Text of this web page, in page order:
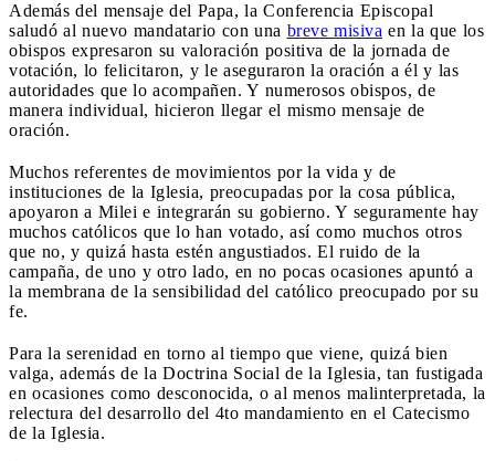
Además del mensaje del Papa, la Conferencia Episcopal
saludó al nuevo mandatario con una breve misiva en la que los
obispos expresaron su valoración positiva de la jornada de
votación, lo felicitaron, y le aseguraron la oración a él y las
autoridades que lo acompañen. Y numerosos obispos, de
manera individual, hicieron llegar el mismo mensaje de
oración.
Muchos referentes de movimientos por la vida y de
instituciones de la Iglesia, preocupadas por la cosa pública,
apoyaron a Milei e integrarán su gobierno. Y seguramente hay
muchos católicos que lo han votado, así como muchos otros
que no, y quizá hasta estén angustiados. El ruido de la
campaña, de uno y otro lado, en no pocas ocasiones apuntó a
la membrana de la sensibilidad del católico preocupado por su
fe.
Para la serenidad en torno al tiempo que viene, quizá bien
valga, además de la Doctrina Social de la Iglesia, tan fustigada
en ocasiones como desconocida, o al menos malinterpretada, la
relectura del desarrollo del 4to mandamiento en el Catecismo
de la Iglesia.